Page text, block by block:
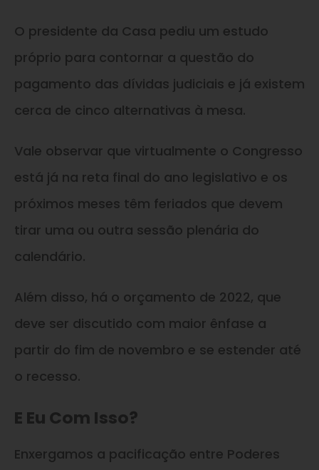
O presidente da Casa pediu um estudo
próprio para contornar a questão do
pagamento das dívidas judiciais e já existem
cerca de cinco alternativas à mesa.
Vale observar que virtualmente o Congresso
está já na reta final do ano legislativo e os
próximos meses têm feriados que devem
tirar uma ou outra sessão plenária do
calendário.
Além disso, há o orçamento de 2022, que
deve ser discutido com maior ênfase a
partir do fim de novembro e se estender até
o recesso.
E Eu Com Isso?
Enxergamos a pacificação entre Poderes